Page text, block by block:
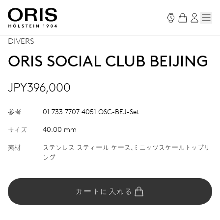
DIVERS
ORIS SOCIAL CLUB BEIJING
JPY396,000
参考 01 733 7707 4051 OSC-BEJ-Set
サイズ 40.00 mm
素材
ステンレス スティール ケース、ミニッツスケールトップリ
ング
カートに入れる